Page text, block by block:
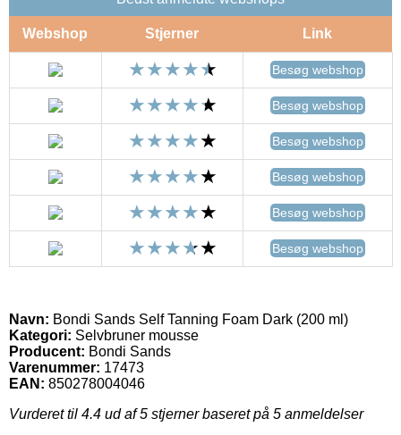
Webshop Stjerner Link
Besøg webshop
Besøg webshop
Besøg webshop
Besøg webshop
Besøg webshop
Besøg webshop
Navn: Bondi Sands Self Tanning Foam Dark (200 ml)
Kategori: Selvbruner mousse
Producent: Bondi Sands
Varenummer: 17473
EAN: 850278004046
Vurderet til 4.4 ud af 5 stjerner baseret på 5 anmeldelser